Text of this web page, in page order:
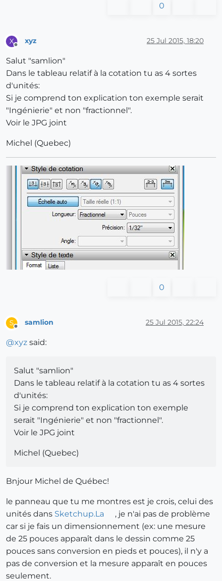
0
X xyz 25 Jul 2015, 18:20
Salut "samlion"
Dans le tableau relatif à la cotation tu as 4 sortes
d'unités:
Si je comprend ton explication ton exemple serait
"Ingénierie" et non "fractionnel".
Voir le JPG joint
Michel (Quebec)
0
S samlion 25 Jul 2015, 22:24
@xyz said:
Salut "samlion"
Dans le tableau relatif à la cotation tu as 4 sortes
d'unités:
Si je comprend ton explication ton exemple
serait "Ingénierie" et non "fractionnel".
Voir le JPG joint
Michel (Quebec)
Bnjour Michel de Québec!
le panneau que tu me montres est je crois, celui des
unités dans Sketchup.La
, je n'ai pas de problème
car si je fais un dimensionnement (ex: une mesure
de 25 pouces apparaît dans le dessin comme 25
pouces sans conversion en pieds et pouces), il n'y a
pas de conversion et la mesure apparaît en pouces
seulement.